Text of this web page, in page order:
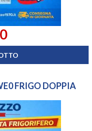
FRIGO DOPPIA